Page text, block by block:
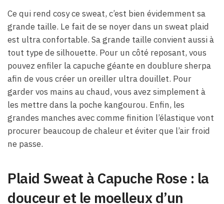
Ce qui rend cosy ce sweat, c’est bien évidemment sa
grande taille. Le fait de se noyer dans un sweat plaid
est ultra confortable. Sa grande taille convient aussi à
tout type de silhouette. Pour un côté reposant, vous
pouvez enfiler la capuche géante en doublure sherpa
afin de vous créer un oreiller ultra douillet. Pour
garder vos mains au chaud, vous avez simplement à
les mettre dans la poche kangourou. Enfin, les
grandes manches avec comme finition l’élastique vont
procurer beaucoup de chaleur et éviter que l’air froid
ne passe.
Plaid Sweat à Capuche Rose : la
douceur et le moelleux d’un